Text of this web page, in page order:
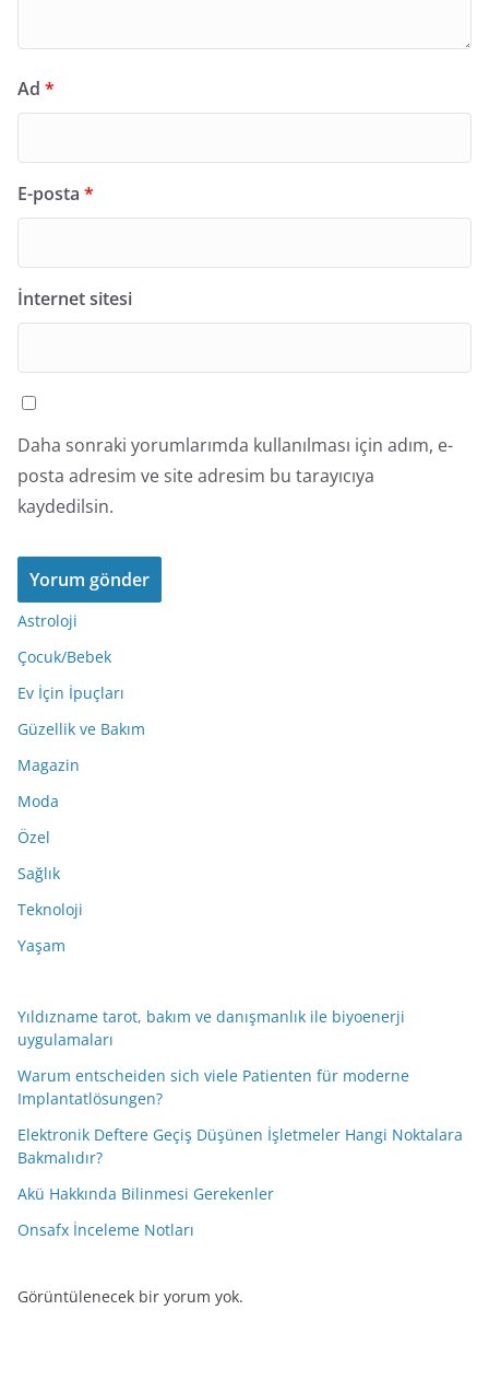
Ad *
E-posta *
İnternet sitesi
Daha sonraki yorumlarımda kullanılması için adım, e-
posta adresim ve site adresim bu tarayıcıya
kaydedilsin.
Astroloji
Çocuk/Bebek
Ev İçin İpuçları
Güzellik ve Bakım
Magazin
Moda
Özel
Sağlık
Teknoloji
Yaşam
Yıldızname tarot, bakım ve danışmanlık ile biyoenerji
uygulamaları
Warum entscheiden sich viele Patienten für moderne
Implantatlösungen?
Elektronik Deftere Geçiş Düşünen İşletmeler Hangi Noktalara
Bakmalıdır?
Akü Hakkında Bilinmesi Gerekenler
Onsafx İnceleme Notları
Görüntülenecek bir yorum yok.